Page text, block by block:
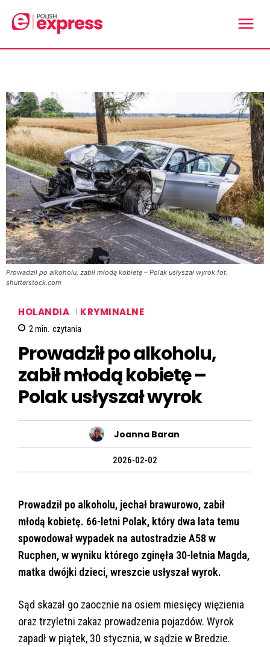
Prowadził po alkoholu, zabił młodą kobietę – Polak usłyszał wyrok fot.
shutterstock.com
HOLANDIA KRYMINALNE
2min. czytania
Prowadził po alkoholu,
zabił młodą kobietę –
Polak usłyszał wyrok
Joanna Baran
2026-02-02
Prowadził po alkoholu, jechał brawurowo, zabił
młodą kobietę. 66-letni Polak, który dwa lata temu
spowodował wypadek na autostradzie A58 w
Rucphen, w wyniku którego zginęła 30-letnia Magda,
matka dwójki dzieci, wreszcie usłyszał wyrok.
Sąd skazał go zaocznie na osiem miesięcy więzienia
oraz trzyletni zakaz prowadzenia pojazdów. Wyrok
zapadł w piątek, 30 stycznia, w sądzie w Bredzie.